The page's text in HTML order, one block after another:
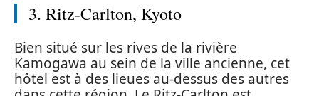
3. Ritz-Carlton, Kyoto
Bien situé sur les rives de la rivière
Kamogawa au sein de la ville ancienne, cet
hôtel est à des lieues au-dessus des autres